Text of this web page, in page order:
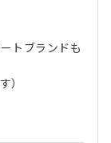
トブランドも
）